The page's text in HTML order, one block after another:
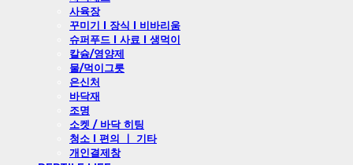
사육장
꾸미기 l 장식 l 비바리움
슈퍼푸드 l 사료 l 생먹이
칼슘/영양제
물/먹이그릇
은신처
바닥재
조명
소켓 / 바닥 히팅
청소 l 편의 ㅣ 기타
개인결제창